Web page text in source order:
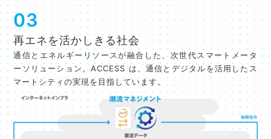
03
再エネを活かしきる社会
通信とエネルギーリソースが融合した、次世代スマートメータ
ーソリューション。ACCESS は、通信とデジタルを活用したス
マートシティの実現を目指しています。